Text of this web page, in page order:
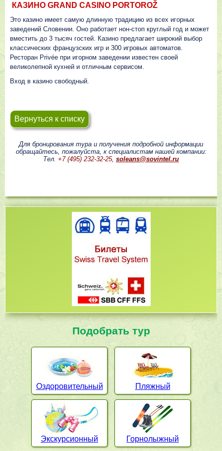
КАЗИНО GRAND CASINO PORTOROŽ
Это казино имеет самую длинную традицию из всех игорных
заведений Словении. Оно работает нон-стоп круглый год и может
вместить до 3 тысяч гостей. Казино предлагает широкий выбор
классических французских игр и 300 игровых автоматов.
Ресторан Privée при игорном заведении известен своей
великолепной кухней и отличным сервисом.
Вход в казино свободный.
Вернуться к списку
Для бронирования тура и получения подробной информации
обращайтесь, пожалуйста, к специалистам нашей компании:
Тел. +7 (495) 232-32-25, soleans@sovintel.ru
Подобрать тур
Оздоровительный Пляжный
Экскурсионный Горнолыжный